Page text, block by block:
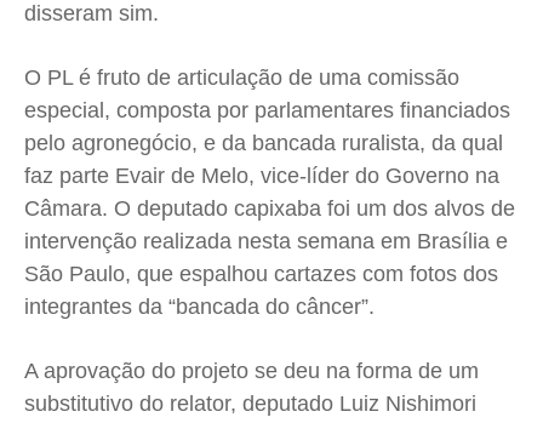
disseram sim.
O PL é fruto de articulação de uma comissão
especial, composta por parlamentares financiados
pelo agronegócio, e da bancada ruralista, da qual
faz parte Evair de Melo, vice-líder do Governo na
Câmara. O deputado capixaba foi um dos alvos de
intervenção realizada nesta semana em Brasília e
São Paulo, que espalhou cartazes com fotos dos
integrantes da “bancada do câncer”.
A aprovação do projeto se deu na forma de um
substitutivo do relator, deputado Luiz Nishimori